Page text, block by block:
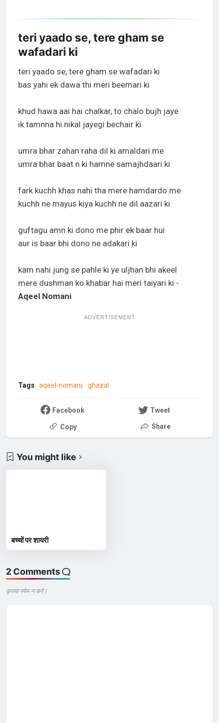
teri yaado se, tere gham se
wafadari ki
teri yaado se, tere gham se wafadari ki
bas yahi ek dawa thi meri beemari ki
khud hawa aai hai chalkar, to chalo bujh jaye
ik tamnna hi nikal jayegi bechair ki
umra bhar zahan raha dil ki amaldari me
umra bhar baat n ki hamne samajhdaari ki
fark kuchh khas nahi tha mere hamdardo me
kuchh ne mayus kiya kuchh ne dil aazari ki
guftagu amn ki dono me phir ek baar hui
aur is baar bhi dono ne adakari ki
kam nahi jung se pahle ki ye uljhan bhi akeel
mere dushman ko khabar hai meri taiyari ki -
Aqeel Nomani
ADVERTISEMENT
Tags aqeel-nomani ghazal
Facebook Tweet
Copy Share
You might like
बच्चों पर शायरी
2 Comments
कृपया स्पेम न करे |